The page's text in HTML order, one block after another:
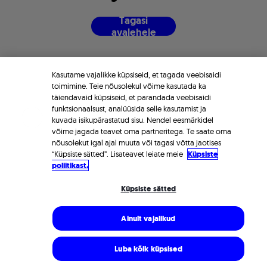
Tagasi
avalehele
Kasutame vajalikke küpsiseid, et tagada veebisaidi
toimimine. Teie nõusolekul võime kasutada ka
täiendavaid küpsiseid, et parandada veebisaidi
funktsionaalsust, analüüsida selle kasutamist ja
kuvada isikupärastatud sisu. Nendel eesmärkidel
võime jagada teavet oma partneritega. Te saate oma
nõusolekut igal ajal muuta või tagasi võtta jaotises
“Küpsiste sätted”. Lisateavet leiate meie Küpsiste
poliitikast.
Küpsiste sätted
Ainult vajalikud
Luba kõik küpsised